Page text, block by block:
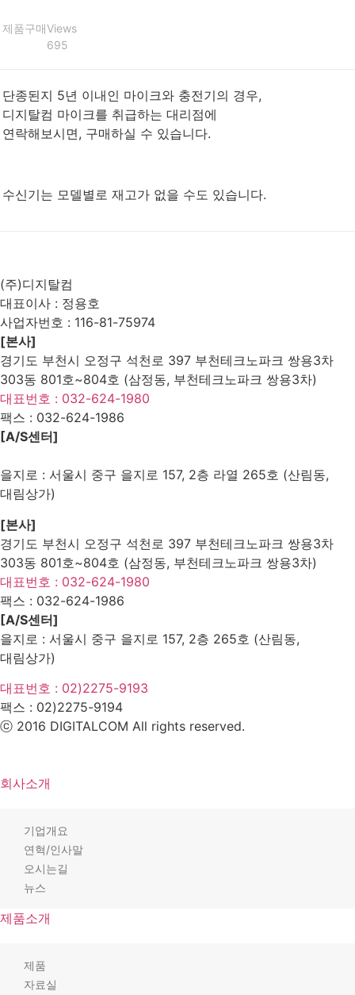
제품구매Views
695
단종된지 5년 이내인 마이크와 충전기의 경우,
디지탈컴 마이크를 취급하는 대리점에
연락해보시면, 구매하실 수 있습니다.
수신기는 모델별로 재고가 없을 수도 있습니다.
(주)디지탈컴
대표이사 : 정용호
사업자번호 : 116-81-75974
[본사]
경기도 부천시 오정구 석천로 397 부천테크노파크 쌍용3차
303동 801호~804호 (삼정동, 부천테크노파크 쌍용3차)
대표번호 : 032-624-1980
팩스 : 032-624-1986
[A/S센터]
을지로 : 서울시 중구 을지로 157, 2층 라열 265호 (산림동,
대림상가)
[본사]
경기도 부천시 오정구 석천로 397 부천테크노파크 쌍용3차
303동 801호~804호 (삼정동, 부천테크노파크 쌍용3차)
대표번호 : 032-624-1980
팩스 : 032-624-1986
[A/S센터]
을지로 : 서울시 중구 을지로 157, 2층 265호 (산림동,
대림상가)
대표번호 : 02)2275-9193
팩스 : 02)2275-9194​
ⓒ 2016 DIGITALCOM All rights reserved.
회사소개
기업개요
연혁/인사말
오시는길
뉴스
제품소개
제품
자료실